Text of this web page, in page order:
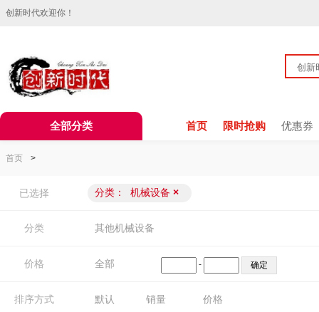
创新时代欢迎你！
全部分类 首页 限时抢购 优惠券
首页 >
已选择 分类： 机械设备 ×
分类 其他机械设备
价格 全部 -
排序方式 默认 销量 价格